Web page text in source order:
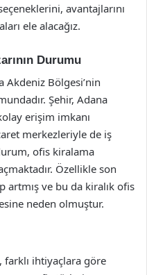
avantajlarını
ele alacağız.
Durumu
Akdeniz Bölgesi’nin
Şehir, Adana
erişim imkanı
merkezleriyle de iş
ofis kiralama
Özellikle son
artmış ve bu da kiralık ofis
neden olmuştur.
farklı ihtiyaçlara göre